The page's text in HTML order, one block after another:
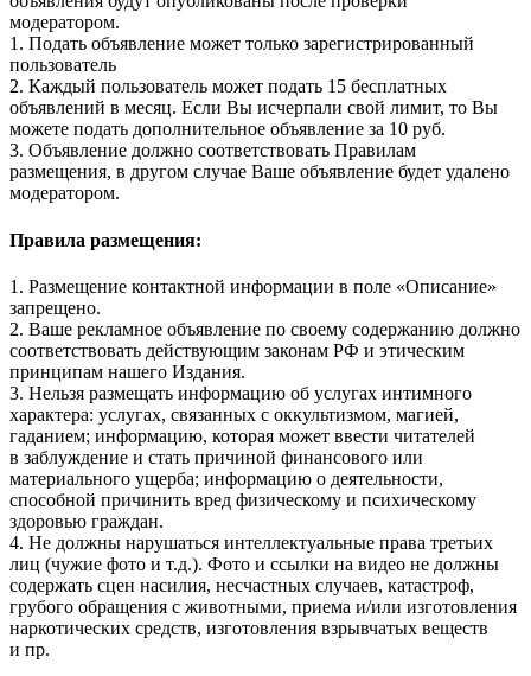
модератором.
1. Подать объявление может только зарегистрированный
пользователь
2. Каждый пользователь может подать 15 бесплатных
объявлений в месяц. Если Вы исчерпали свой лимит, то Вы
можете подать дополнительное объявление за 10 руб.
3. Объявление должно соответствовать Правилам
размещения, в другом случае Ваше объявление будет удалено
модератором.
Правила размещения:
1. Размещение контактной информации в поле «Описание»
запрещено.
2. Ваше рекламное объявление по своему содержанию должно
соответствовать действующим законам РФ и этическим
принципам нашего Издания.
3. Нельзя размещать информацию об услугах интимного
характера: услугах, связанных с оккультизмом, магией,
гаданием; информацию, которая может ввести читателей
в заблуждение и стать причиной финансового или
материального ущерба; информацию о деятельности,
способной причинить вред физическому и психическому
здоровью граждан.
4. Не должны нарушаться интеллектуальные права третьих
лиц (чужие фото и т.д.). Фото и ссылки на видео не должны
содержать сцен насилия, несчастных случаев, катастроф,
грубого обращения с животными, приема и/или изготовления
наркотических средств, изготовления взрывчатых веществ
и пр.